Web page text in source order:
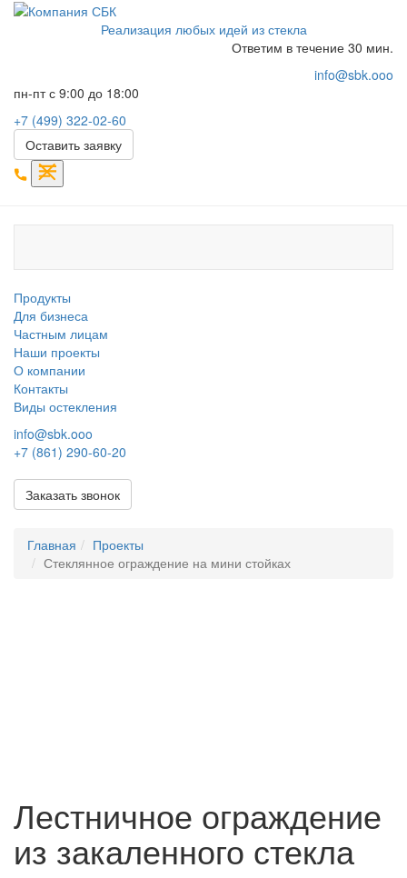
Реализация любых идей из стекла
Ответим в течение 30 мин.
info@sbk.ooo
пн-пт с 9:00 до 18:00
+7 (499) 322-02-60
Оставить заявку
Продукты
Для бизнеса
Частным лицам
Наши проекты
О компании
Контакты
Виды остекления
info@sbk.ooo
+7 (861) 290-60-20
Заказать звонок
Главная
Проекты
Стеклянное ограждение на мини стойках
Лестничное ограждение
из закаленного стекла